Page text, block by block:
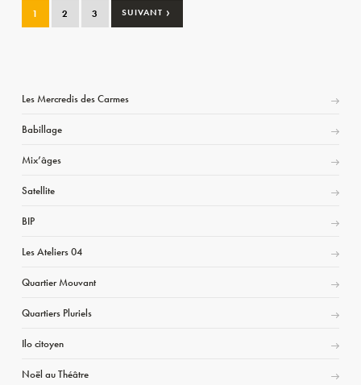
1 2 3 SUIVANT ›
Les Mercredis des Carmes
Babillage
Mix’âges
Satellite
BIP
Les Ateliers 04
Quartier Mouvant
Quartiers Pluriels
Ilo citoyen
Noël au Théâtre